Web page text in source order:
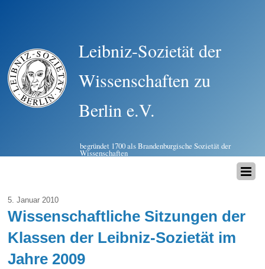
Leibniz-Sozietät der
Wissenschaften zu
Berlin e.V.
begründet 1700 als Brandenburgische Sozietät der
Wissenschaften
5. Januar 2010
Wissenschaftliche Sitzungen der
Klassen der Leibniz-Sozietät im
Jahre 2009